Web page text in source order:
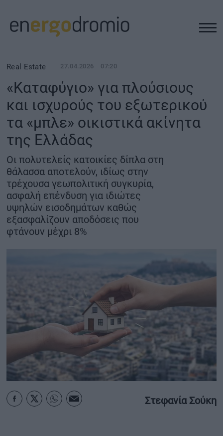
ΥΠΟΔΟΜΕΣ
REAL ESTATE
ΠΕΡΙΒΑΛΛΟΝ
ΕΝΕΡΓΕΙΑ
ΜΕΤΑΦΟΡΕΣ - ΗΛΕΚΤΡΟΚΙΝΗΣΗ
ΨΗΦΙΑΚΟΣ ΚΟΣΜΟΣ
ΟΙΚΟΝΟΜΙΑ - ΕΠΙΧΕΙΡΗΣΕΙΣ
ΚΑΡΑΜΠΟΛΕΣ
ΟΡΟΙ ΧΡΗΣΗΣ
ΕΠΙΚΟΙΝΩΝΙΑ
ΤΑΥΤΟΤΗΤΑ
Real Estate 27.04.2026 07:20
«Καταφύγιο» για πλούσιους
και ισχυρούς του εξωτερικού
τα «μπλε» οικιστικά ακίνητα
της Ελλάδας
Οι πολυτελείς κατοικίες δίπλα στη
θάλασσα αποτελούν, ιδίως στην
τρέχουσα γεωπολιτική συγκυρία,
ασφαλή επένδυση για ιδιώτες
υψηλών εισοδημάτων καθώς
εξασφαλίζουν αποδόσεις που
φτάνουν μέχρι 8%
Στεφανία Σούκη